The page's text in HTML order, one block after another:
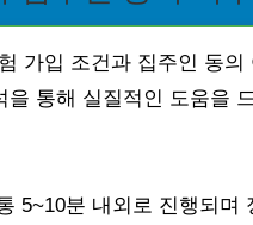
가입 조건과 집주인 동
을 통해 실질적인 도움을
5~10분 내외로 진행되